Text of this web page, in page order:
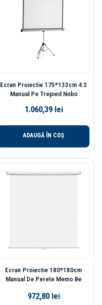
Ecran Proiectie 175*133cm 4:3
Manual Pe Trepied Nobo
1.060,39 lei
ADAUGĂ ÎN COȘ
Ecran Proiectie 180*180cm
Manual De Perete Memo Be
972,80 lei